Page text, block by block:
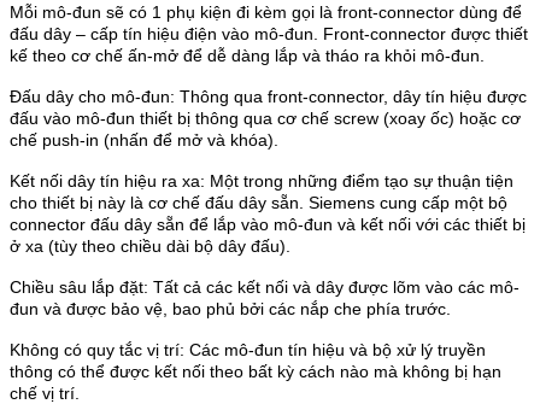
Mỗi mô-đun sẽ có 1 phụ kiện đi kèm gọi là front-connector dùng để
đấu dây – cấp tín hiệu điện vào mô-đun. Front-connector được thiết
kế theo cơ chế ấn-mở để dễ dàng lắp và tháo ra khỏi mô-đun.
Đấu dây cho mô-đun: Thông qua front-connector, dây tín hiệu được
đấu vào mô-đun thiết bị thông qua cơ chế screw (xoay ốc) hoặc cơ
chế push-in (nhấn để mở và khóa).
Kết nối dây tín hiệu ra xa: Một trong những điểm tạo sự thuận tiện
cho thiết bị này là cơ chế đấu dây sẵn. Siemens cung cấp một bộ
connector đấu dây sẵn để lắp vào mô-đun và kết nối với các thiết bị
ở xa (tùy theo chiều dài bộ dây đấu).
Chiều sâu lắp đặt: Tất cả các kết nối và dây được lõm vào các mô-
đun và được bảo vệ, bao phủ bởi các nắp che phía trước.
Không có quy tắc vị trí: Các mô-đun tín hiệu và bộ xử lý truyền
thông có thể được kết nối theo bất kỳ cách nào mà không bị hạn
chế vị trí.